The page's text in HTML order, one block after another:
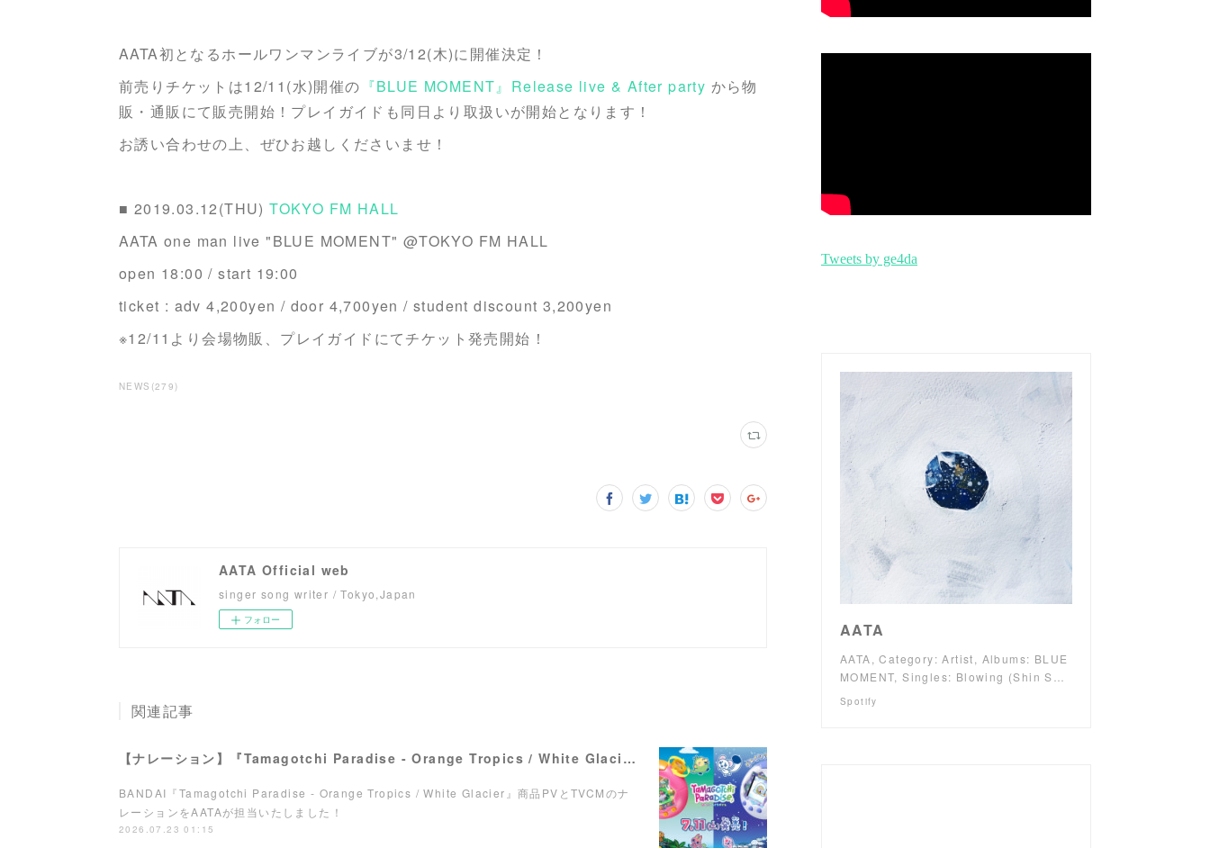
AATA初となるホールワンマンライブが3/12(木)に開催決定！
前売りチケットは12/11(水)開催の 『BLUE MOMENT』Release live & After party から物
販・通販にて販売開始！プレイガイドも同日より取扱いが開始となります！
お誘い合わせの上、ぜひお越しくださいませ！
■ 2019.03.12(THU)TOKYO FM HALL
AATA one man live "BLUE MOMENT" @TOKYO FM HALL
open 18:00 / start 19:00
ticket : adv 4,200yen / door 4,700yen / student discount 3,200yen
※12/11より会場物販、プレイガイドにてチケット発売開始！
NEWS (279)
AATA Official web
singer song writer / Tokyo,Japan
フォロー
関連記事
【ナレーション】『Tamagotchi Paradise - Orange Tropics / White Glacier』商品PV／TVCM
BANDAI『Tamagotchi Paradise - Orange Tropics / White Glacier』商品PVとTVCMのナ
レーションをAATAが担当いたしました！
2026.07.23 01:15
AATA, Category: Artist, Albums: BLUE